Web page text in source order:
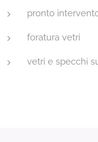
pronto
foratura vetri
vetri e specchi